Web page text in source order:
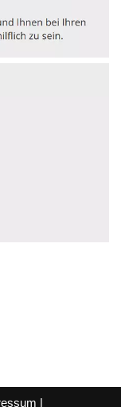
|